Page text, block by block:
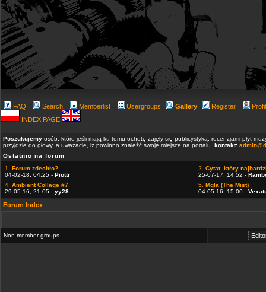
FAQ Search Memberlist Usergroups Gallery Register
INDEX PAGE
Poszukujemy osób, które jeśli mają ku temu ochotę zajęły się publicystyką, recenzjami płyt
przyjdzie do głowy, a uważacie, iż powinno znaleźć swoje miejsce na portalu. kontakt:
Ostatnio na forum
1. Forum zdechło?
04-02-18, 04:25 - Piottr
2. Cytat, który
25-07-17, 14:52 -
4. Ambient Collage #7
29-05-16, 21:05 - yy28
5. Mgla (The Mist)
04-05-16, 15:00 -
Forum Index
Non-member groups